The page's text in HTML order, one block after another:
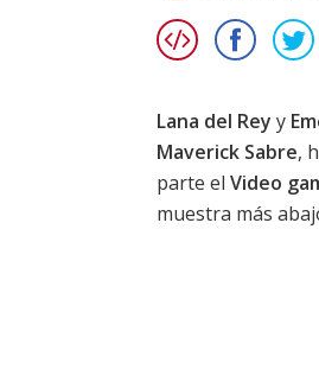
Lana del Rey y
Maverick Sabre,
parte el Video
muestra más